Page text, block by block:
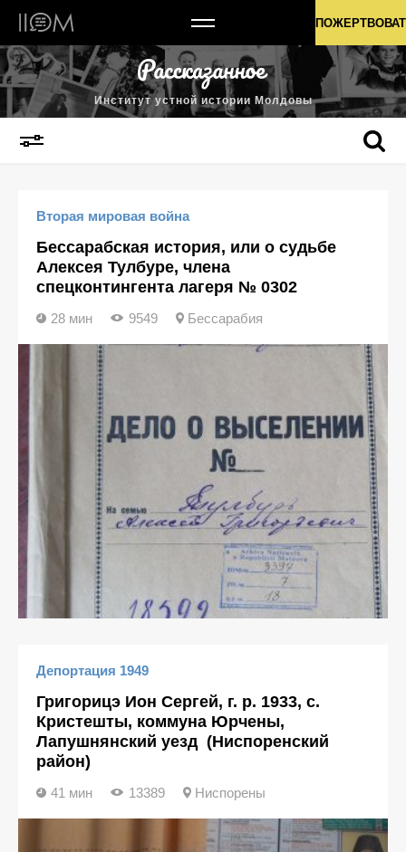
Институт устной истории Молдовы
Институт устной истории Молдовы
Вторая мировая война
Бессарабская история, или о судьбе
Алексея Тулбуре, члена
спецконтингента лагеря № 0302
28 мин 9549 Бессарабия
Депортация 1949
Григорицэ Ион Сергей, г. р. 1933, с.
Кристешты, коммуна Юрчены,
Лапушнянский уезд (Ниспоренский
район)
41 мин 13389 Ниспорены